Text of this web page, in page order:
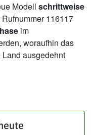
Modell schrittweise
116117
im
woraufhin das
ausgedehnt